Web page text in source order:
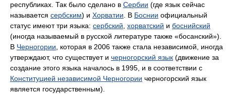
республиках. Так было сделано в Сербии (где язык сейчас
называется сербским) и Хорватии . В Боснии официальный
статус имеют три языка: сербский хорватский и боснийский
(иногда называемый в русской литературе также «босанский»).
В Черногории , которая в 2006 также стала независимой, иногда
утверждают, что существует и черногорский язык (движение за
создание этого языка началось в 1995, и в соответствии с
Конституцией независимой Черногории черногорский язык
является государственным).